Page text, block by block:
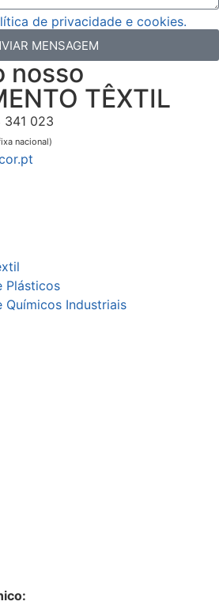
de privacidade e cookies.
MENSAGEM
nosso
TÊXTIL
341 023
nacional)
Plásticos
Químicos Industriais